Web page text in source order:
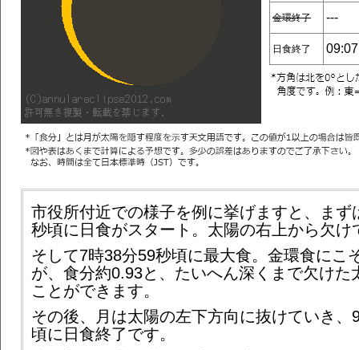
金環終了 ---
日食終了
市役所付近での様子を例に挙げますと、まず
秒頃に日食がスタート。太陽の右上から欠け
そして7時38分59秒頃に最大食。金環食にこ
が、食分約0.93と、たいへん深くまで欠けた
ことができます。
その後、月は太陽の左下方向に抜けていき、
頃に日食終了です。